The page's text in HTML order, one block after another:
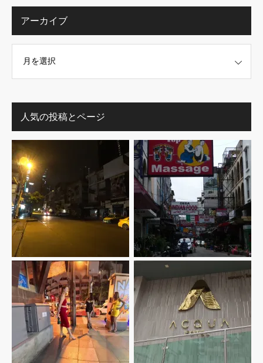
アーカイブ
人気の投稿とページ